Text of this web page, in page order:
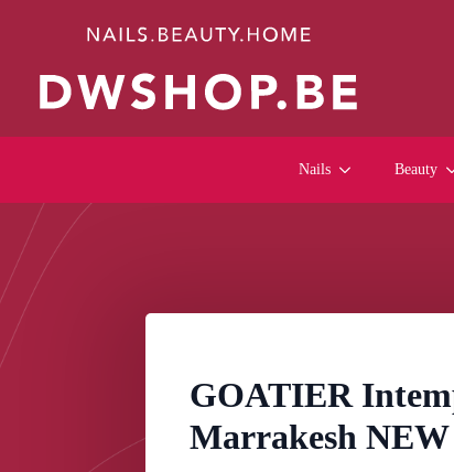
Nails Beauty
GOATIER
Marrakesh NEW